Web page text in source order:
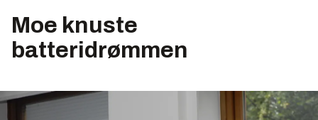
Moe knuste
batteridrømmen